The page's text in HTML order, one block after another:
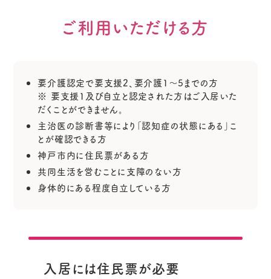
ご利用いただける方
要介護認定で要支援2、要介護1～5までの方
※ 要支援1及び自立と認定された方はご入居いた
だくことができません。
主治医の診断書等により「認知症の状態にある」こ
とが確認できる方
神戸市内に住民票がある方
共同生活を営むことに支障のない方
身体的にある程度自立している方
入居には住民票が必要